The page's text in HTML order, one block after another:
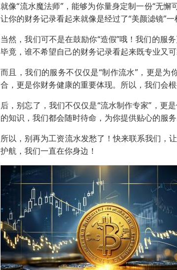
就像“流水魔法师”，能够为你量身定制一份“无
让你的财务记录看起来就像是经过了“美颜滤镜”一
当然，我们可不是在鼓励你“造假”哦！我们的服
毕竟，谁不希望自己的财务记录看起来既专业又
而且，我们的服务不仅仅是“制作流水”，更是
合，更是你财务健康的重要体现。所以，我们会
后，别忘了，我们不仅仅是“流水制作专家”，更
的知识，我们都会随时待命，为你提供贴心的服务
所以，别再为工资流水发愁了！快来联系我们，
护航，我们一直在你身边！